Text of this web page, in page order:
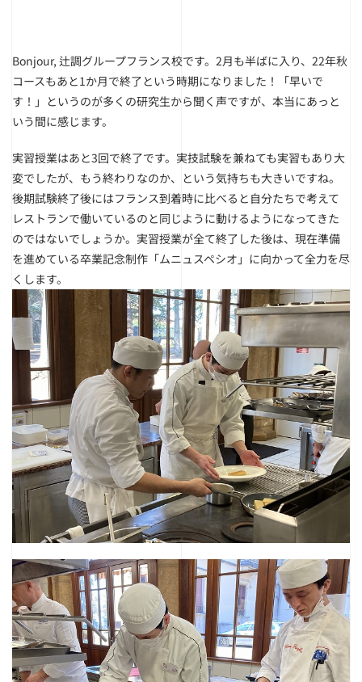
Bonjour, 辻調グループフランス校です。2月も半ばに入り、22年秋
コースもあと1か月で終了という時期になりました！「早いで
す！」というのが多くの研究生から聞く声ですが、本当にあっと
いう間に感じます。
実習授業はあと3回で終了です。実技試験を兼ねても実習もあり大
変でしたが、もう終わりなのか、という気持ちも大きいですね。
後期試験終了後にはフランス到着時に比べると自分たちで考えて
レストランで働いているのと同じように動けるようになってきた
のではないでしょうか。実習授業が全て終了した後は、現在準備
を進めている卒業記念制作「ムニュスペシオ」に向かって全力を尽
くします。